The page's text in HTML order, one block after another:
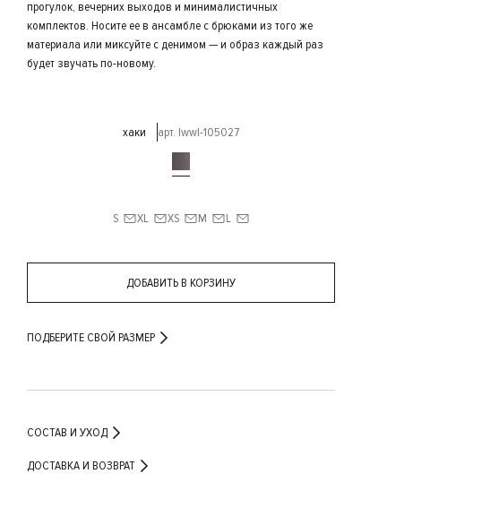
прогулок, вечерних выходов и минималистичных
комплектов. Носите ее в ансамбле с брюками из того же
материала или миксуйте с денимом — и образ каждый раз
будет звучать по-новому.
хаки арт. lwwl-105027
S XL XS M L
ДОБАВИТЬ В КОРЗИНУ
ПОДБЕРИТЕ СВОЙ РАЗМЕР
СОСТАВ И УХОД
ДОСТАВКА И ВОЗВРАТ